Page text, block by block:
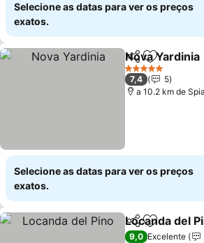
Selecione as datas para ver os preços
exatos.
PartilharAdicionar
Nova Yardinia
5 Estrelas
7,4
5
a 10.2 km de
Selecione as datas para ver os preços
exatos.
PartilharAdicionar
Locanda del
9,0 Excelente